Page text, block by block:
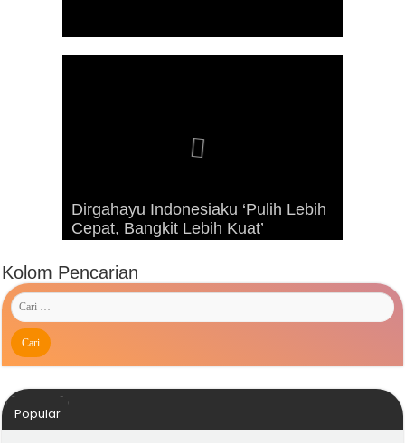
Dirgahayu Indonesiaku ‘Pulih Lebih
Cepat, Bangkit Lebih Kuat’
Advetorial Hari Raya Idul Fitri 1443
Hijriah
Kunjungan Presiden RI Joko
Widodo ke Kaimana Tahun 2019
Kolom Pencarian
Popular